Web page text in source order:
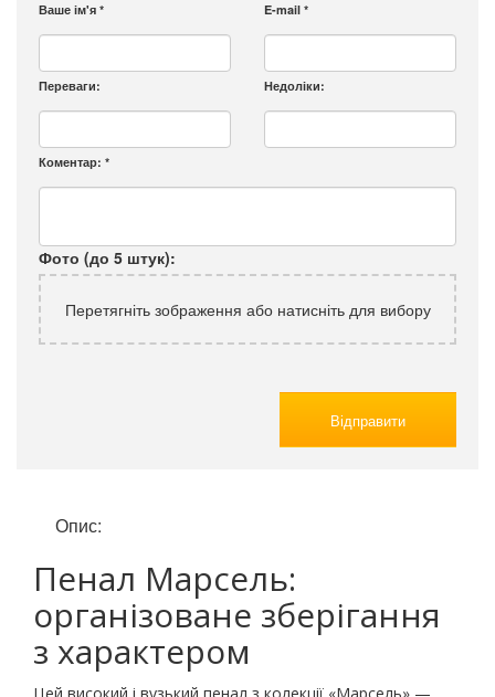
Ваше ім'я * E-mail *
Переваги: Недоліки:
Коментар: *
Фото (до 5 штук):
Перетягніть зображення або натисніть для вибору
Відправити
Опис:
Пенал Марсель:
організоване зберігання
з характером